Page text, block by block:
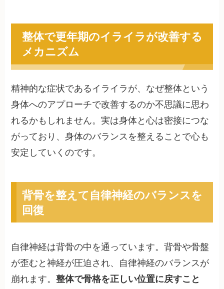
整体で更年期のイライラが改善する
メカニズム
精神的な症状であるイライラが、なぜ整体という
身体へのアプローチで改善するのか不思議に思わ
れるかもしれません。実は身体と心は密接につな
がっており、身体のバランスを整えることで心も
安定していくのです。
背骨を整えて自律神経のバランスを
回復
自律神経は背骨の中を通っています。背骨や骨盤
が歪むと神経が圧迫され、自律神経のバランスが
崩れます。整体で骨格を正しい位置に戻すこと